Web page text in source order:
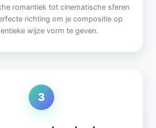
romantiek tot cinematische sferen
richting om je compositie op
wijze vorm te geven.
3